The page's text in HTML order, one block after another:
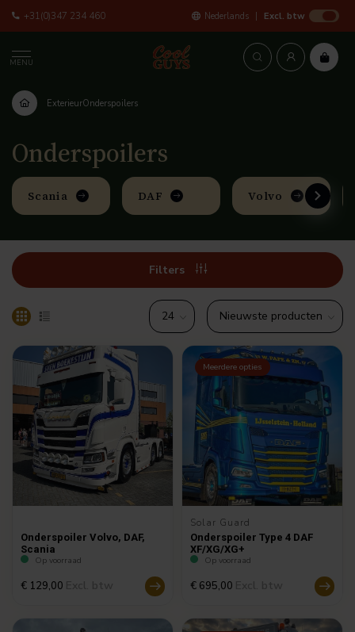
+31(0)347 234 460 Nederlands Excl. btw
MENU
ExterieurOnderspoilers
Onderspoilers
Scania DAF Volvo
Filters
Onderspoiler Volvo, DAF,
Scania
Op voorraad
€ 129,00
Meerdere opties
Solar Guard
Onderspoiler Type 4 DAF
XF/XG/XG+
Op voorraad
€ 695,00